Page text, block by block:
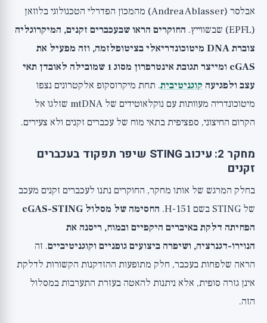
אבלסר (Andrea Ablasser) מהמכון הפדרלי הטכנולוגי בלוזאן
(EPFL) שבשווייץ.
החוקרים הראו שבעכברים זקנים, המיקרוגליה
צוברת DNA מיטוכונדריאלי בציטופלזמה, וזה מפעיל את
cGAS ומייצר תגובת אינטרפרון מסוג 1 שמובילה לאובדן תאי
עצב ולפגיעה קוגניטיבית. תחת מיקרוסקופ אלקטרונים נצפו
מיטוכונדריה מעוותות עם נוקלאוטידים של mtDNA שזלגו אל
הקרום החיצוני, ספציפית בתאי מוח של עכברים זקנים ולא צעירים.
מחקר 2: עיכוב STING שיפר תפקוד בעכברים
זקנים
בחלק המרגש של אותו מחקר, החוקרים נתנו לעכברים זקנים מעכב
של STING בשם H-151.
החסימה של מסלול cGAS-STING
הפחיתה דלקת באיברים היקפיים ובמוח, ריסנה את
הנוירו-דגנרציה, ושיפרה ביצועים גופניים וקוגניטיביים. זה
הראה שלפחות בעכבר, חלק מתופעות ההזדקנות הקשורות לדלקת
אינן גזרה סופית, אלא ניתנות להאטה בעזרת התערבות במסלול
הזה.